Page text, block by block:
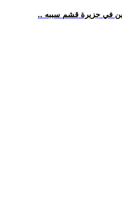
في جزيرة قشم سببه